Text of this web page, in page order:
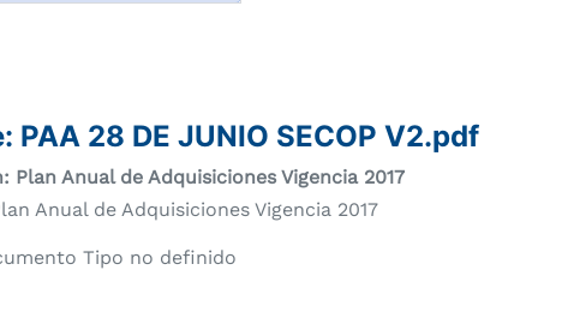
PAA 28 DE JUNIO SECOP V2.pdf
Plan Anual de Adquisiciones Vigencia 2017
Anual de Adquisiciones Vigencia 2017
Tipo no definido